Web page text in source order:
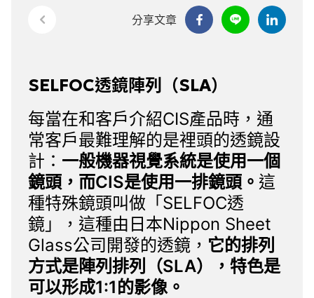
分享文章
SELFOC透鏡陣列（SLA）
每當在和客戶介紹CIS產品時，通
常客戶最難理解的是裡頭的透鏡設
計： 一般機器視覺系統是使用一個
鏡頭，而CIS是使用一排鏡頭。 這
種特殊鏡頭叫做「SELFOC透
鏡」，這種由日本Nippon Sheet
Glass公司開發的透鏡， 它的排列
方式是陣列排列（SLA），特色是
可以形成1:1的影像。